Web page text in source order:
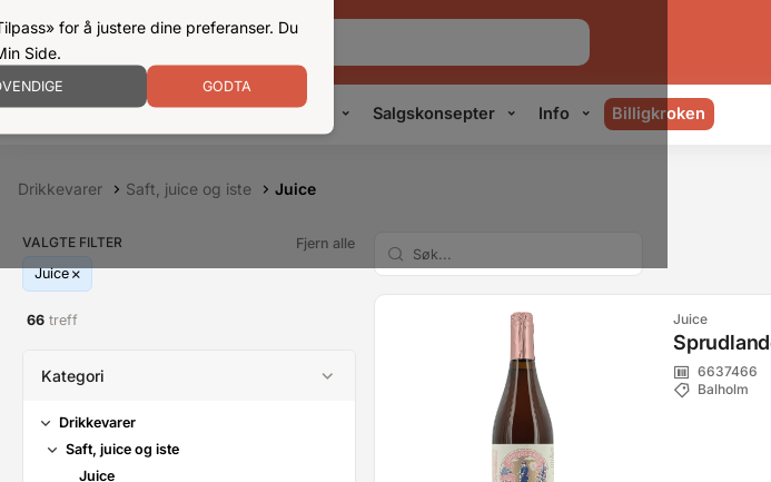
for å justere dine preferanser. Du
Side.
GODTA
Kampanjer Produkter Konsepter Salgskonsepter Info Billigkroken
Drikkevarer Saft, juice og iste Juice
VALGTE FILTER
Fjern alle
Juice
66 treff
Kategori
Drikkevarer
Saft, juice og iste
Juice
Juice
6637466
Balholm